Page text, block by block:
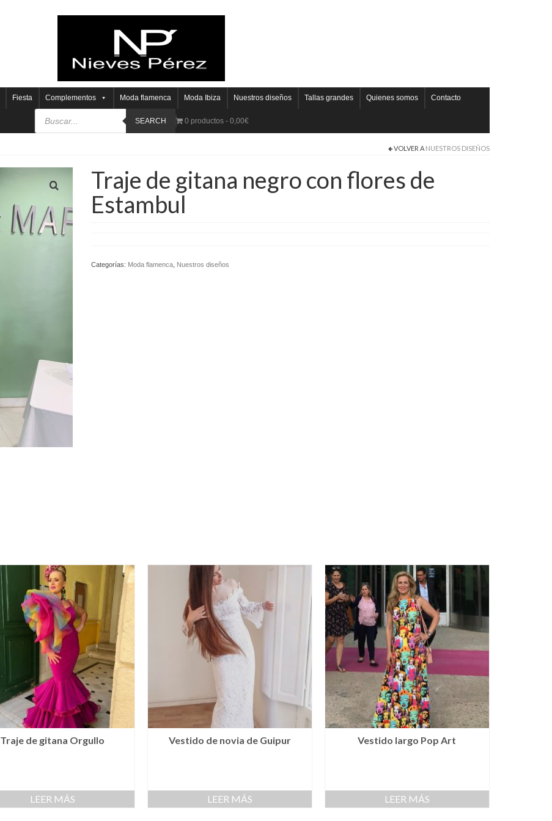
Fiesta Complementos Moda flamenca Moda Ibiza Nuestros diseños Tallas grandes Quienes somos Contacto
SEARCH 0 productos 0,00€
VOLVER A NUESTROS DISEÑOS
Traje de gitana negro con flores de
Estambul
Categorías: Moda flamenca, Nuestros diseños
Traje de gitana Orgullo
LEER MÁS
Vestido de novia de Guipur
LEER MÁS
Vestido largo Pop Art
LEER MÁS